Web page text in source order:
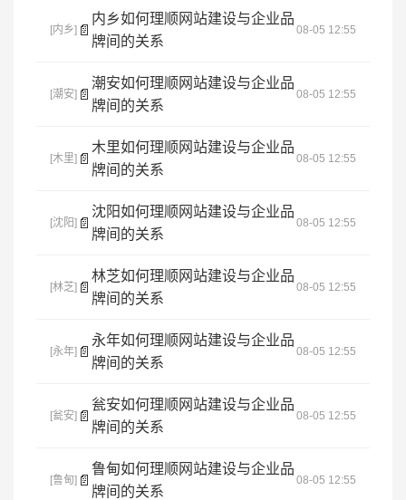
[内乡] 📄
内乡如何理顺网站建设与企业品
牌间的关系
08-05 12:55
[潮安] 📄
潮安如何理顺网站建设与企业品
牌间的关系
08-05 12:55
[木里] 📄
木里如何理顺网站建设与企业品
牌间的关系
08-05 12:55
[沈阳] 📄
沈阳如何理顺网站建设与企业品
牌间的关系
08-05 12:55
[林芝] 📄
林芝如何理顺网站建设与企业品
牌间的关系
08-05 12:55
[永年] 📄
永年如何理顺网站建设与企业品
牌间的关系
08-05 12:55
[瓮安] 📄
瓮安如何理顺网站建设与企业品
牌间的关系
08-05 12:55
[鲁甸] 📄
鲁甸如何理顺网站建设与企业品
牌间的关系
08-05 12:55